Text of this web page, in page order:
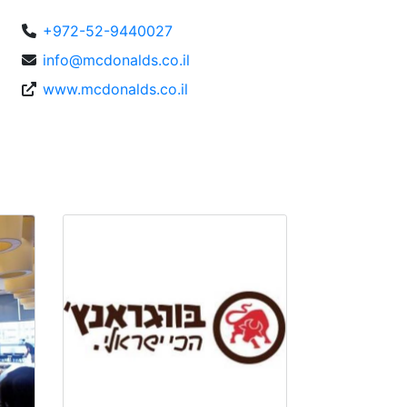
+972-52-9440027
info@mcdonalds.co.il
www.mcdonalds.co.il